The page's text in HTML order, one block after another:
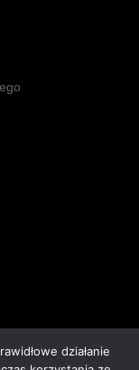
działanie